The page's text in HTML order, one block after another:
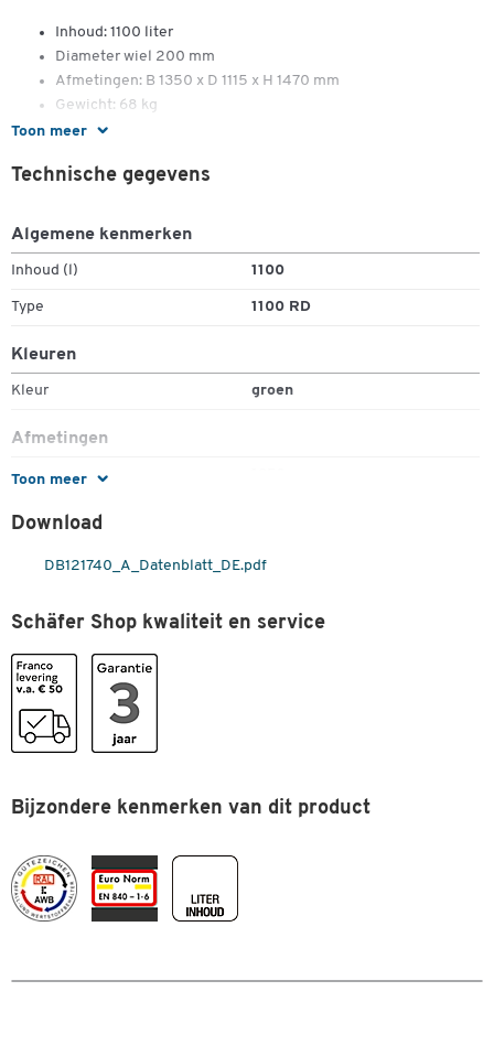
Toon meer
Inhoud: 1100 liter
Diameter wiel 200 mm
Afmetingen: B 1350 x D 1115 x H 1470 mm
Gewicht: 68 kg
Toon meer
Technische gegevens
Algemene kenmerken
Inhoud (l) 1100
Type 1100 RD
Kleuren
Kleur groen
Afmetingen
Breedte (mm)
Diepte (mm)
Download
DB121740_A_Datenblatt_DE.pdf
Schäfer Shop kwaliteit en service
Bijzondere kenmerken van dit product